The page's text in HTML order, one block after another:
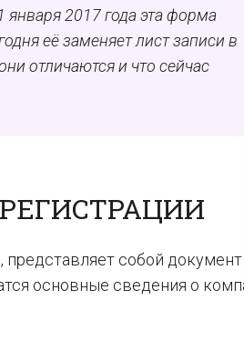
января 2017 года эта форма
её заменяет лист записи в
отличаются и что сейчас
собой документ
основные сведения о